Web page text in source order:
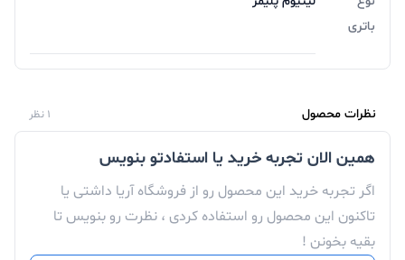
باتری
نظرات محصول 1 نظر
همین الان تجربه خرید یا استفادتو بنویس
اگر تجربه خرید این محصول رو از فروشگاه آریا داشتی یا
تاکنون این محصول رو استفاده کردی ، نظرت رو بنویس تا
بقیه بخونن !